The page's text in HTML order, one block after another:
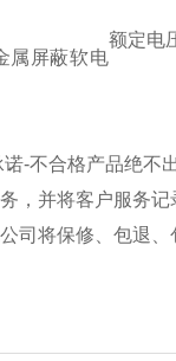
额定电
属屏蔽软电
-不合格产品绝不出
，并将客户服务记
司将保修、包退、